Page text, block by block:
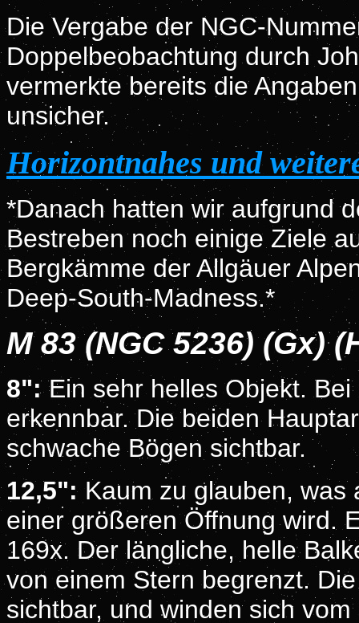
Die Vergabe der NGC-
Doppelbeobachtung durch
vermerkte bereits die
unsicher.
Horizontnahes und
*Danach hatten wir aufgrund
Bestreben noch einige Ziele
Bergkämme der Allgäuer
Deep-South-Madness.*
M 83 (NGC 5236) (Gx)
8":Ein sehr helles Objekt.
erkennbar. Die beiden
schwache Bögen sichtbar.
12,5": Kaum zu glauben,
einer größeren Öffnung wird.
169x. Der längliche, helle
von einem Stern begrenzt.
sichtbar, und winden sich